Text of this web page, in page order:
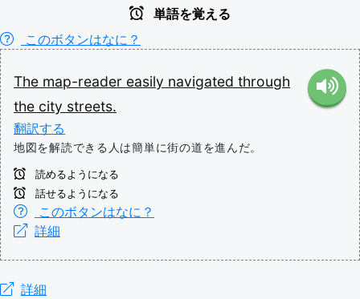
単語を覚える
このボタンはなに？
The map-reader easily navigated through
the city streets.
翻訳する
地図を解読できる人は簡単に街の道を進んだ。
読めるようになる
話せるようになる
このボタンはなに？
詳細
詳細